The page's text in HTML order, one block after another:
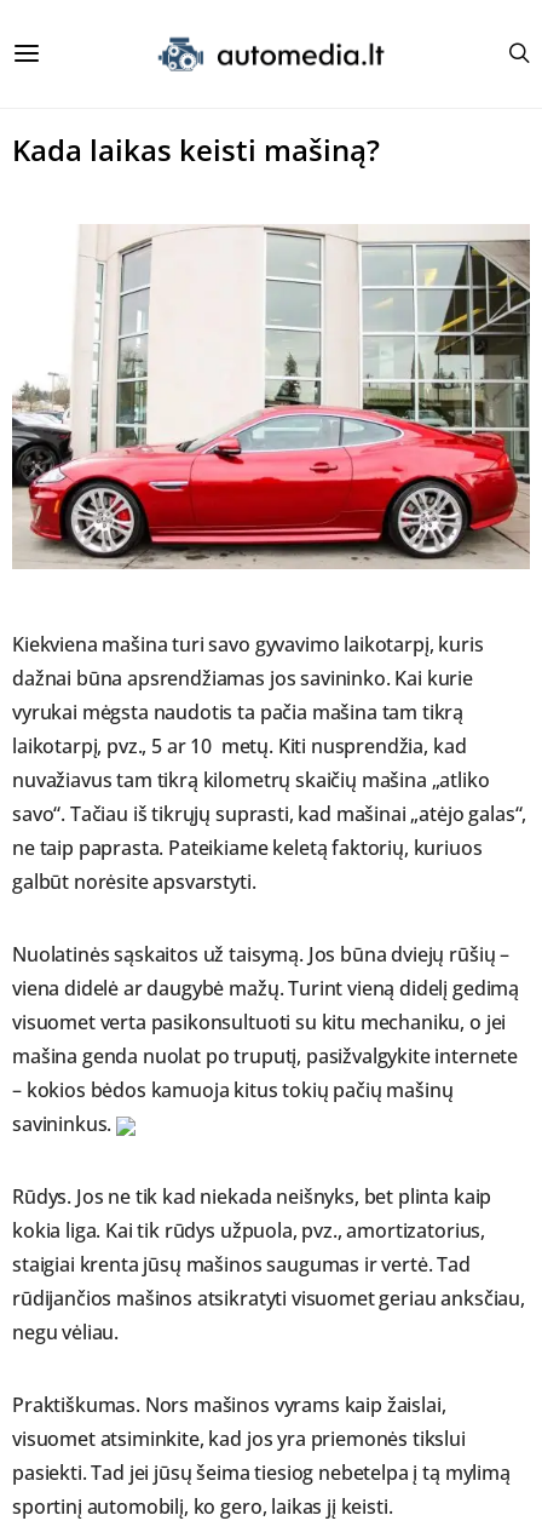
Kada laikas keisti mašiną?
Kiekviena mašina turi savo gyvavimo laikotarpį, kuris
dažnai būna apsrendžiamas jos savininko. Kai kurie
vyrukai mėgsta naudotis ta pačia mašina tam tikrą
laikotarpį, pvz., 5 ar 10 metų. Kiti nusprendžia, kad
nuvažiavus tam tikrą kilometrų skaičių mašina „atliko
savo“. Tačiau iš tikrųjų suprasti, kad mašinai „atėjo galas“,
ne taip paprasta. Pateikiame keletą faktorių, kuriuos
galbūt norėsite apsvarstyti.
Nuolatinės sąskaitos už taisymą. Jos būna dviejų rūšių –
viena didelė ar daugybė mažų. Turint vieną didelį gedimą
visuomet verta pasikonsultuoti su kitu mechaniku, o jei
mašina genda nuolat po truputį, pasižvalgykite internete
– kokios bėdos kamuoja kitus tokių pačių mašinų
savininkus.
Rūdys. Jos ne tik kad niekada neišnyks, bet plinta kaip
kokia liga. Kai tik rūdys užpuola, pvz., amortizatorius,
staigiai krenta jūsų mašinos saugumas ir vertė. Tad
rūdijančios mašinos atsikratyti visuomet geriau anksčiau,
negu vėliau.
Praktiškumas. Nors mašinos vyrams kaip žaislai,
visuomet atsiminkite, kad jos yra priemonės tikslui
pasiekti. Tad jei jūsų šeima tiesiog nebetelpa į tą mylimą
sportinį automobilį, ko gero, laikas jį keisti.